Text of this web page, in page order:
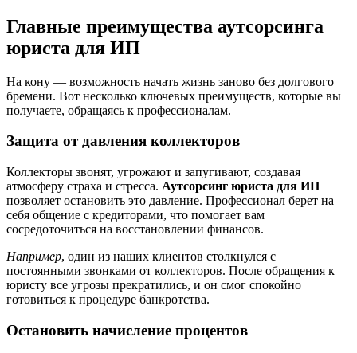
Главные преимущества аутсорсинга
юриста для ИП
На кону — возможность начать жизнь заново без долгового
бремени. Вот несколько ключевых преимуществ, которые вы
получаете, обращаясь к профессионалам.
Защита от давления коллекторов
Коллекторы звонят, угрожают и запугивают, создавая
атмосферу страха и стресса. Аутсорсинг юриста для ИП
позволяет остановить это давление. Профессионал берет на
себя общение с кредиторами, что помогает вам
сосредоточиться на восстановлении финансов.
Например, один из наших клиентов столкнулся с
постоянными звонками от коллекторов. После обращения к
юристу все угрозы прекратились, и он смог спокойно
готовиться к процедуре банкротства.
Остановить начисление процентов